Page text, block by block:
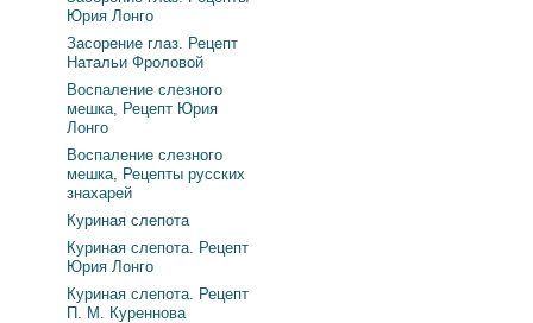
Юрия Лонго
Засорение глаз. Рецепт
Натальи Фроловой
Воспаление слезного
мешка, Рецепт Юрия
Лонго
Воспаление слезного
мешка, Рецепты русских
знахарей
Куриная слепота
Куриная слепота. Рецепт
Юрия Лонго
Куриная слепота. Рецепт
П. М. Куреннова